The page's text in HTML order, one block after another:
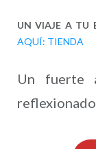
UN VIAJE A TU
AQUÍ: TIENDA
Un fuerte